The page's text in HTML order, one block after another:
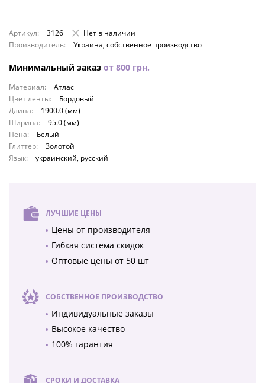
Артикул: 3126
Нет в наличии
Производитель:
Украина, собственное производство
Минимальный заказ от 800 грн.
Материал:
Атлас
Цвет ленты:
Бордовый
Длина:
1900.0 (мм)
Ширина:
95.0 (мм)
Пена:
Белый
Глиттер:
Золотой
Язык:
украинский, русский
ЛУЧШИЕ ЦЕНЫ
Цены от производителя
Гибкая система скидок
Оптовые цены от 50 шт
СОБСТВЕННОЕ ПРОИЗВОДСТВО
Индивидуальные заказы
Высокое качество
100% гарантия
СРОКИ И ДОСТАВКА